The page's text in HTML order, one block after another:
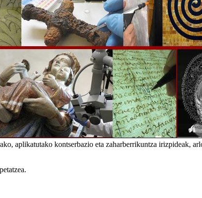
aplikatutako kontserbazio eta zaharberrikuntza irizpideak,